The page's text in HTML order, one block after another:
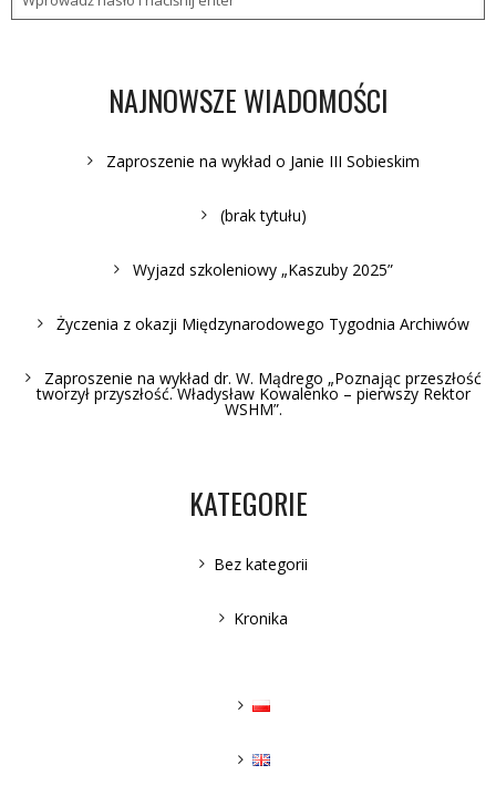
NAJNOWSZE WIADOMOŚCI
Zaproszenie na wykład o Janie III Sobieskim
(brak tytułu)
Wyjazd szkoleniowy „Kaszuby 2025”
Życzenia z okazji Międzynarodowego Tygodnia Archiwów
Zaproszenie na wykład dr. W. Mądrego „Poznając przeszłość
tworzył przyszłość. Władysław Kowalenko – pierwszy Rektor
WSHM”.
KATEGORIE
Bez kategorii
Kronika